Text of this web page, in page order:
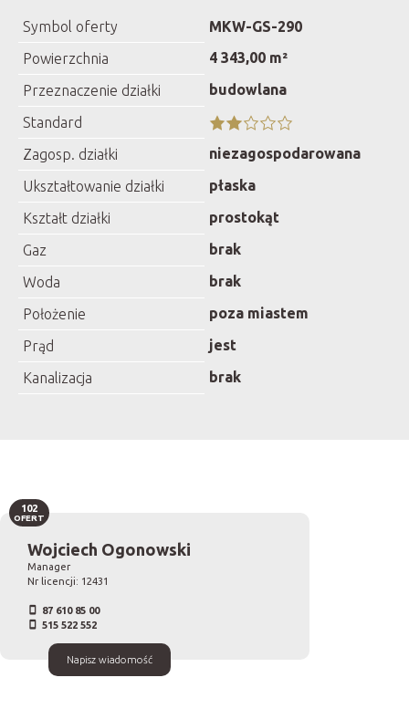
Symbol oferty
MKW-GS-290
Powierzchnia
4 343,00 m²
Przeznaczenie działki
budowlana
Standard
Zagosp. działki
niezagospodarowana
Ukształtowanie działki
płaska
Kształt działki
prostokąt
Gaz
brak
Woda
brak
Położenie
poza miastem
Prąd
jest
Kanalizacja
brak
Wojciech Ogonowski
Manager
Nr licencji: 12431
87 610 85 00
515 522 552
Napisz wiadomość
102
OFERT